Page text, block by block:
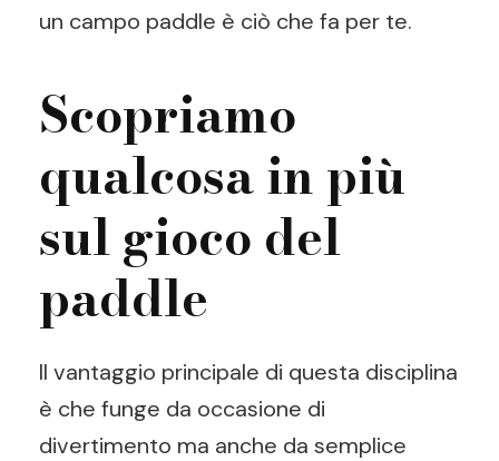
un campo paddle è ciò che fa per te.
Scopriamo
qualcosa in più
sul gioco del
paddle
Il vantaggio principale di questa disciplina
è che funge da occasione di
divertimento ma anche da semplice